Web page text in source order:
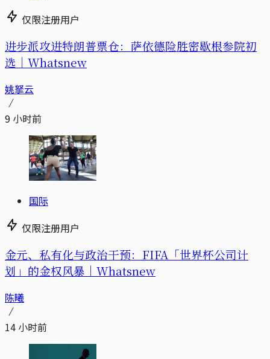
仅限注册用户
进步派攻进特朗普票仓：萨依德险胜密歇根参院初
选｜Whatsnew
姚拏云
9 小时前
国际
仅限注册用户
金元、私有化与政治干预：FIFA「世界杯公司计
划」的金权风暴｜Whatsnew
陈曦
14 小时前